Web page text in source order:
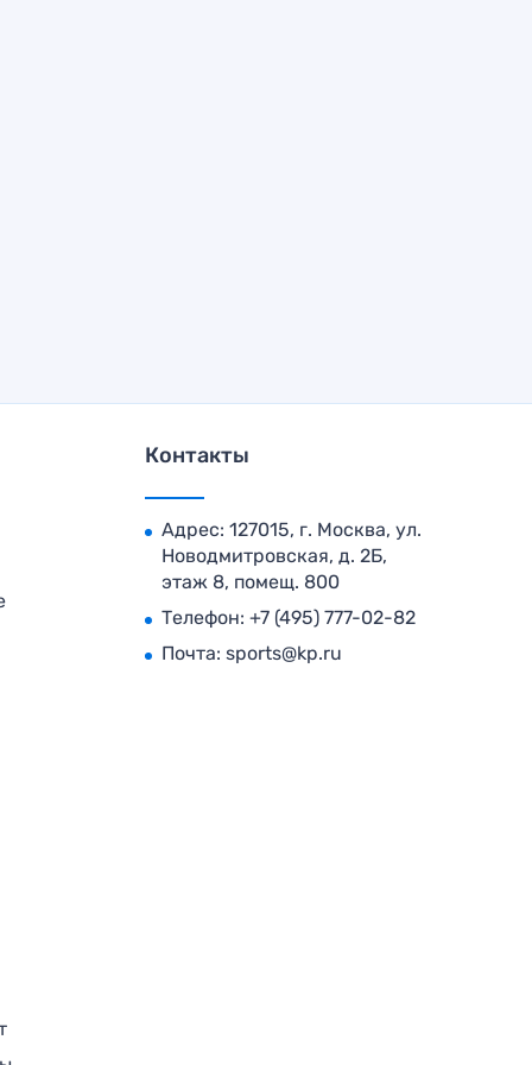
Контакты
Адрес: 127015, г. Москва, ул.
Новодмитровская, д. 2Б,
этаж 8, помещ. 800
Телефон: +7 (495) 777-02-82
Почта: sports@kp.ru